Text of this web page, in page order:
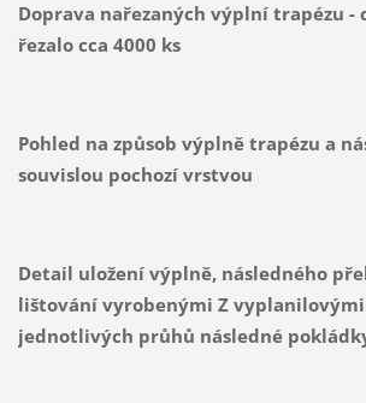
Doprava nařezaných výplní trapézu -
řezalo cca 4000 ks
Pohled na způsob výplně trapézu a
souvislou pochozí vrstvou
Detail uložení výplně, následného
lištování vyrobenými Z
jednotlivých průhů následné